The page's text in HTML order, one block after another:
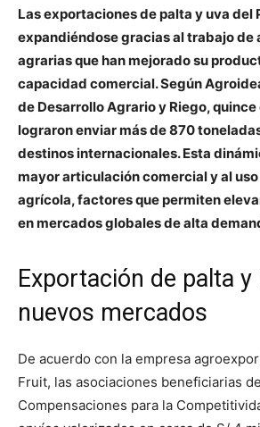
Las exportaciones de palta y uva del
expandiéndose gracias al trabajo de
agrarias que han mejorado su
capacidad comercial. Según
de Desarrollo Agrario y Riego,
lograron enviar más de 870
destinos internacionales. Esta
mayor articulación comercial y al
agrícola, factores que permiten
en mercados globales de alta
Exportación de palta y
nuevos mercados
De acuerdo con la empresa
Fruit, las asociaciones beneficiarias
Compensaciones para la